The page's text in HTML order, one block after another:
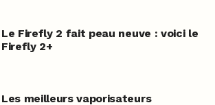
Le Firefly 2 fait peau neuve : voici le
Firefly 2+
Les meilleurs vaporisateurs